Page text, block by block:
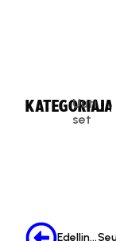
KATEGORIA:
Uuti
set
Edellinen